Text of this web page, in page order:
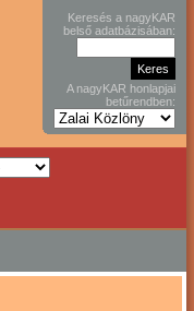
Keresés a nagyKAR
belső adatbázisában:
A nagyKAR honlapjai
betűrendben: